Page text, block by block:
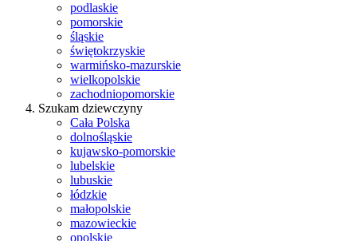
podlaskie
pomorskie
śląskie
świętokrzyskie
warmińsko-mazurskie
wielkopolskie
zachodniopomorskie
Szukam dziewczyny
Cała Polska
dolnośląskie
kujawsko-pomorskie
lubelskie
lubuskie
łódzkie
małopolskie
mazowieckie
opolskie